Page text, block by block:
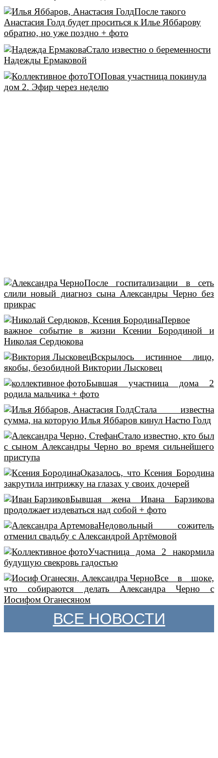
После такого
Анастасия Голд будет проситься к Илье Яббарову
обратно, но уже поздно + фото
Стало известно о беременности
Надежды Ермаковой
ТОПовая участница покинула
дом 2. Эфир через неделю
После госпитализации в сеть
слили новый диагноз сына Александры Черно без
прикрас
Первое
важное событие в жизни Ксении Бородиной и
Николая Сердюкова
Вскрылось истинное лицо,
якобы, безобидной Виктории Лысковец
Бывшая участница дома 2
родила мальчика + фото
Стала известна
сумма, на которую Илья Яббаров кинул Настю Голд
Стало известно, кто был
с сыном Александры Черно во время сильнейшего
приступа
Оказалось, что Ксения Бородина
закрутила интрижку на глазах у своих дочерей
Бывшая жена Ивана Барзикова
продолжает издеваться над собой + фото
Недовольный сожитель
отменил свадьбу с Александрой Артёмовой
Участница дома 2 накормила
будущую свекровь гадостью
Все в шоке,
что собираются делать Александра Черно с
Иосифом Оганесяном
ВСЕ НОВОСТИ